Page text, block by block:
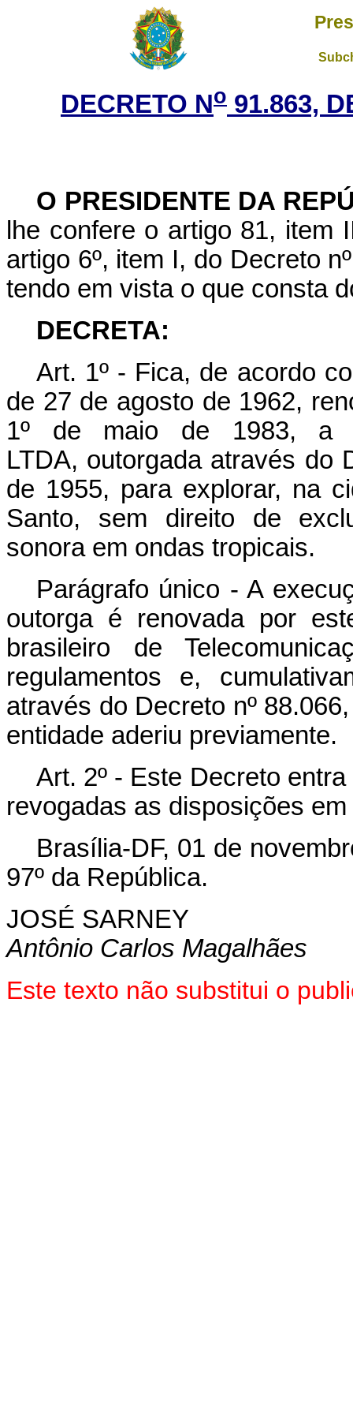
DECRETO No 91.863,
O PRESIDENTE DA
lhe confere o artigo 81, item
artigo 6º, item I, do Decreto
tendo em vista o que consta
DECRETA:
Art. 1º - Fica, de acordo
de 27 de agosto de 1962,
1º de maio de 1983, a
LTDA, outorgada através do
de 1955, para explorar, na
Santo, sem direito de
sonora em ondas tropicais.
Parágrafo único - A
outorga é renovada por
brasileiro de
regulamentos e,
através do Decreto nº
entidade aderiu previamente.
Art. 2º - Este Decreto
revogadas as disposições
Brasília-DF, 01 de
97º da República.
JOSÉ SARNEY
Antônio Carlos Magalhães
Este texto não substitui o